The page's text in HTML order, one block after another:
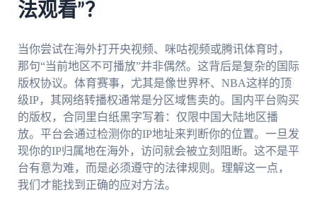
法观看”？
当你尝试在海外打开央视频、咪咕视频或腾讯体育时，
那句“当前地区不可播放”并非偶然。这背后是复杂的国际
版权协议。体育赛事，尤其是像世界杯、NBA这样的顶
级IP，其网络转播权通常是分区域售卖的。国内平台购买
的版权，合同里白纸黑字写着：仅限中国大陆地区播
放。平台会通过检测你的IP地址来判断你的位置。一旦发
现你的IP归属地在海外，访问就会被立刻阻断。这不是平
台有意为难，而是必须遵守的法律规则。理解这一点，
我们才能找到正确的应对方法。